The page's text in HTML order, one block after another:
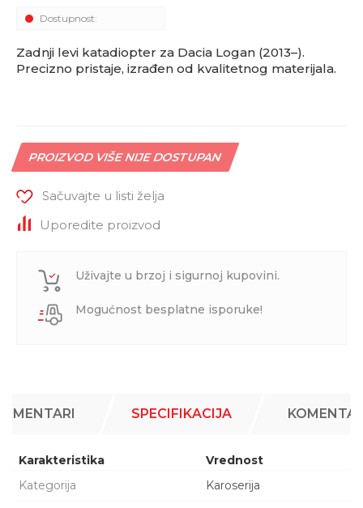
Dostupnost:
Zadnji levi katadiopter za Dacia Logan (2013–).
Precizno pristaje, izrađen od kvalitetnog materijala.
PROIZVOD VIŠE NIJE DOSTUPAN
Sačuvajte u listi želja
Uporedite proizvod
Uživajte u brzoj i sigurnoj kupovini.
Mogućnost besplatne isporuke!
SPECIFIKACIJA
Karakteristika
Vrednost
Kategorija
Karoserija